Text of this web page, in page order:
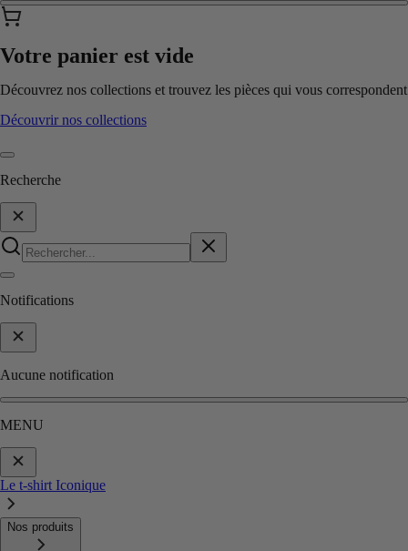
Votre panier est vide
Découvrez nos collections et trouvez les pièces qui vous correspondent
Découvrir nos collections
Recherche
Notifications
Aucune notification
MENU
Le t-shirt Iconique
Nos produits